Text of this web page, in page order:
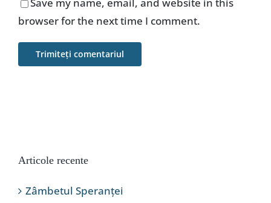
browser for the next time I comment.
Articole recente
Zâmbetul Speranței